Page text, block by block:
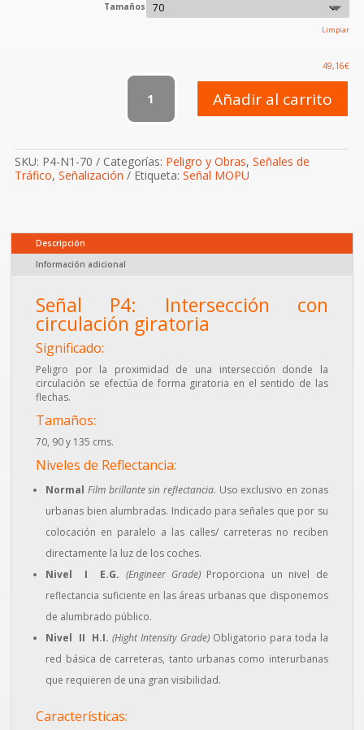
Tamaños
Limpiar
49,16€
P-
Intersección
con
giratoria
cantidad
Añadir al carrito
SKU: P4-N1-70 Categorías: Peligro y Obras, Señales de
Tráfico, Señalización Etiqueta: Señal MOPU
Descripción
Información adicional
Señal P4: Intersección con
circulación giratoria
Significado:
Peligro por la proximidad de una intersección donde la
circulación se efectúa de forma giratoria en el sentido de las
flechas.
Tamaños:
70, 90 y 135 cms.
Niveles de Reflectancia:
Normal Film brillante sin reflectancia. Uso exclusivo en zonas
urbanas bien alumbradas. Indicado para señales que por su
colocación en paralelo a las calles/ carreteras no reciben
directamente la luz de los coches.
Nivel I E.G. (Engineer Grade)Proporciona un nivel de
reflectancia suficiente en las áreas urbanas que disponemos
de alumbrado público.
Nivel II H.I.(Hight Intensity Grade)Obligatorio para toda la
red básica de carreteras, tanto urbanas como interurbanas
que requieren de una gran visibilidad.
Características: